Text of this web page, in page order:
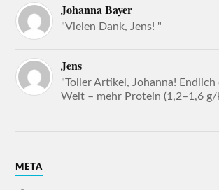
Johanna Bayer
"Vielen Dank, Jens! "
Jens
"Toller Artikel, Johanna!
Welt – mehr Protein (1,2–1,6 g/
META